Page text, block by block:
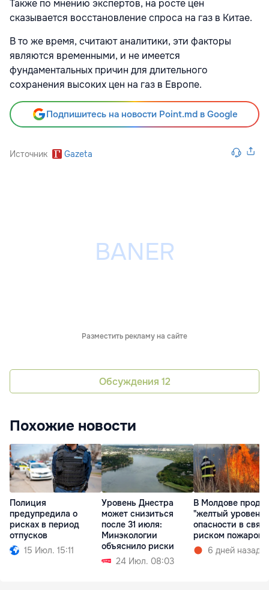
Также по мнению экспертов, на росте цен
сказывается восстановление спроса на газ в Китае.
В то же время, считают аналитики, эти факторы
являются временными, и не имеется
фундаментальных причин для длительного
сохранения высоких цен на газ в Европе.
Подпишитесь на новости Point.md в Google
Источник Gazeta
Разместить рекламу на сайте
Обсуждения 12
Похожие новости
Полиция
предупредила о
рисках в период
отпусков
15 Июл. 15:11
Уровень Днестра
может снизиться
после 31 июля:
Минэкологии
объяснило риски
24 Июл. 08:03
В Молдове
"желтый уровень"
опасности в
риском пожаров
6 дней назад